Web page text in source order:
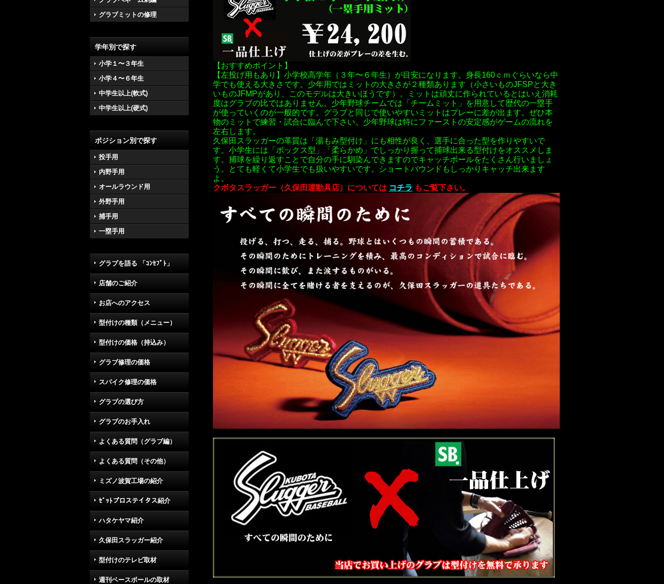
グラブミットの修理
学年別で探す
小学１〜３年生
小学４〜６年生
中学生以上(軟式)
中学生以上(硬式)
ポジション別で探す
投手用
内野手用
オールラウンド用
外野手用
捕手用
一塁手用
グラブを語る 「ｺﾝｾﾌﾟﾄ」
店舗のご紹介
お店へのアクセス
型付けの種類（メニュー）
型付けの価格（持込み）
グラブ修理の価格
スパイク修理の価格
グラブの選び方
グラブのお手入れ
よくある質問（グラブ編）
よくある質問（その他）
ミズノ波賀工場の紹介
ｾﾞｯﾄプロステイタス紹介
ハタケヤマ紹介
久保田スラッガー紹介
型付けのテレビ取材
週刊ベースボールの取材
【おすすめポイント】
【左投げ用もあり】 小学校高学年（３年〜６年生）が目安になります。身長160ｃｍぐらいなら中
学でも使える大きさです。少年用ではミットの大きさが２種類あります（小さいものJFSPと大き
いものJFMPがあり、このモデルは大きいほうです）。ミットは頑丈に作られているとはいえ消耗
度はグラブの比ではありません。少年野球チームでは「チームミット」を用意して歴代の一塁手
が使っていくのが一般的です。グラブと同じで使いやすいミットはプレーに差が出ます。ぜひ本
物のミットで練習・試合に臨んで下さい。少年野球は特にファーストの安定感がゲームの流れを
左右します。
久保田スラッガーの革質は「湯もみ型付け」にも相性が良く、選手に合った型を作りやすいで
す。 小学生には「ボックス型」「柔らかめ」でしっかり握って捕球出来る型付けをオススメしま
す。捕球を繰り返すことで自分の手に馴染んできますのでキャッチボールをたくさん行いましょ
う。とても軽くて小学生でも扱いやすいです。ショートバウンドもしっかりキャッチ出来ます
よ。
クボタスラッガー（久保田運動具店）については コチラ もご覧下さい。